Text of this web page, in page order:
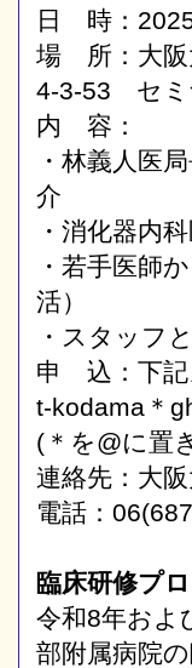
日 時：
場 所：大阪
4-3-53 セミ
内 容：
・林義人医
介
・消化器内
・若手医師
活）
・スタッフ
申 込：下記
t-kodama＊
(＊を@に置
連絡先：大
電話：
臨床研修プ
令和8年およ
部附属病院